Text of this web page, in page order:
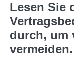
Lesen Sie
durch, um
vermeiden.